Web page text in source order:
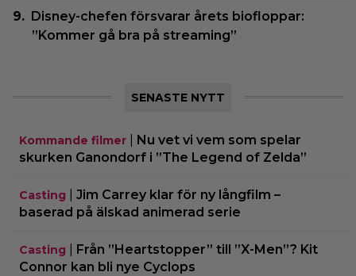
Disney-chefen försvarar årets biofloppar:
”Kommer gå bra på streaming”
SENASTE NYTT
Kommande filmer
Nu vet vi vem som spelar
skurken Ganondorf i ”The Legend of Zelda”
Casting
Jim Carrey klar för ny långfilm –
baserad på älskad animerad serie
Casting
Från ”Heartstopper” till ”X-Men”? Kit
Connor kan bli nye Cyclops